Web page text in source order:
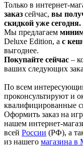
Только в интернет-
заказ сейчас, вы
скидкой уже сегодня.
Мы предлагаем
Deluxe Edition, а с
выгоднее.
Покупайте сейчас –
ваших следующих
По всем
проконсультируют и
квалифицированные
Оформить заказ на
нашем интернет-
всей России (РФ), а
из нашего магазина в